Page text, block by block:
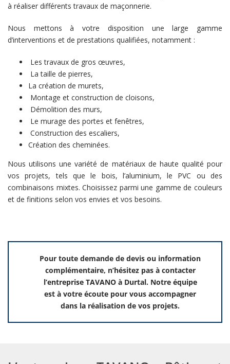
à réaliser différents travaux de maçonnerie.
Nous mettons à votre disposition une large gamme
d’interventions et de prestations qualifiées, notamment :
Les travaux de gros œuvres,
La taille de pierres,
La création de murets,
Montage et construction de cloisons,
Démolition des murs,
Le murage des portes et fenêtres,
Construction des escaliers,
Création des cheminées.
Nous utilisons une variété de matériaux de haute qualité pour
vos projets, tels que le bois, l’aluminium, le PVC ou des
combinaisons mixtes. Choisissez parmi une gamme de couleurs
et de finitions selon vos envies et vos besoins.
Pour toute demande de devis ou information
complémentaire, n’hésitez pas à contacter
l’entreprise TAVANO à Durtal. Notre équipe
est à votre écoute pour vous accompagner
dans la réalisation de vos projets.